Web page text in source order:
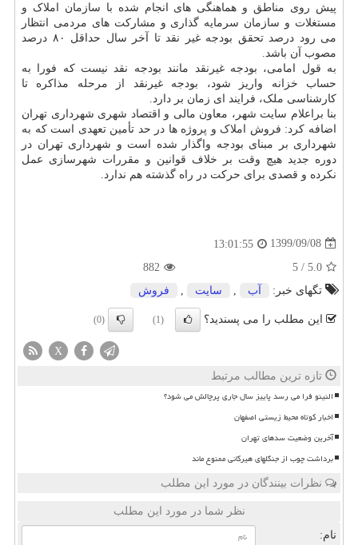
پیش روی مناطق و هماهنگی های انجام شده با سازمان املاک و
مستغلات و سازمان سرمایه گذاری و مشارکت های مردمی انتظار
می رود درصد تحقق بودجه غیر نقد تا آخر سال حداقل ۸۰ درصد
مصوب آن باشد.
به قول امامی، بودجه غیرنقد مانند بودجه نقد نیست که فورا به
حساب خزانه واریز شود، بودجه غیرنقد از مرحله مذاکره تا
کارشناسی ملک، فرایند ای زمان بر دارد.
بنا براعلام سایت شهر، معاون مالی و اقتصاد شهری شهرداری تهران
اضافه کرد: فروش املاک و پروژه ها در حد تأمین تعهدی است که به
شهرداری بر مبنای بودجه واگذار شده است و شهرداری تهران در
دوره جدید هیچ وقت بر خلاف قوانین و مقررات شهرسازی عمل
نکرده و قصدی برای حرکت در راه گذشته هم ندارد.
1399/09/08
13:01:55
5.0
/
5
882
تگهای خبر:
آب سایت فروش
این مطلب را می پسندید؟ (1)
(0)
X
تازه ترین مطالب مرتبط
النینو فرا می رسد پاییز سال جاری پرچالش می شود؟
اخبار کوتاه محیط زیستی اصفهان
آخرین وضعیت سدهای تهران
برداشت چوب از جنگلهای هیرکانی ممنوع ماند
نظرات بینندگان در مورد این مطلب
نظر شما در مورد این مطلب
نام: